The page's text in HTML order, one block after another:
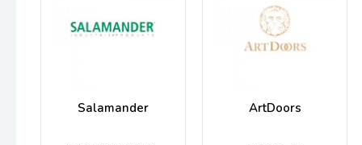
Salamander ArtDoors